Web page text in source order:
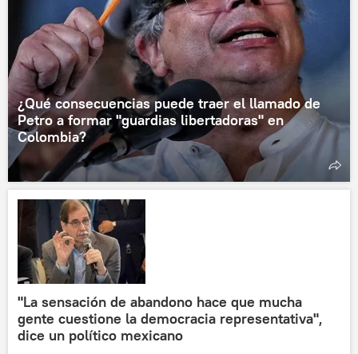
¿Qué consecuencias puede traer el llamado de
Petro a formar "guardias libertadoras" en
Colombia?
"La sensación de abandono hace que mucha
gente cuestione la democracia representativa",
dice un político mexicano